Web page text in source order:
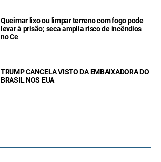
Queimar lixo ou limpar terreno com fogo pode
levar à prisão; seca amplia risco de incêndios
no Ce
TRUMP CANCELA VISTO DA EMBAIXADORA DO
BRASIL NOS EUA